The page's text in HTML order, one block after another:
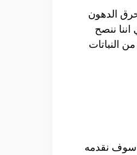
الدهون
ننصح
النباتات
سوف نقدمه